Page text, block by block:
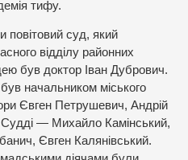
тифу.
повітовий суд, який
відділу районних
був доктор Іван Дубрович.
начальником міського
Євген Петрушевич, Андрій
— Михайло Камінський,
Євген Калянівський.